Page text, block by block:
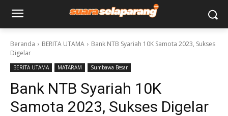
Beranda BERITA UTAMA
Bank NTB Syariah 10K Samota 2023, Sukses
Digelar
BERITA UTAMA MATARAM Sumbawa Besar
Bank NTB Syariah 10K
Samota 2023, Sukses Digelar